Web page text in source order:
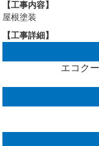
【工事内容】
屋根塗装
【工事詳細】
エコク